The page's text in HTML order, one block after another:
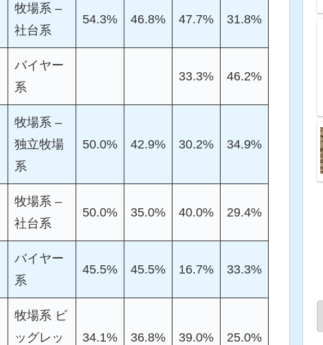
牧場系 –
社台系
54.3% 46.8% 47.7% 31.8%
バイヤー
系
33.3% 46.2%
牧場系 –
独立牧場
系
50.0% 42.9% 30.2% 34.9%
牧場系 –
社台系
50.0% 35.0% 40.0% 29.4%
バイヤー
系
45.5% 45.5% 16.7% 33.3%
牧場系 ビ
ッグレッ
34.1% 36.8% 39.0% 25.0%